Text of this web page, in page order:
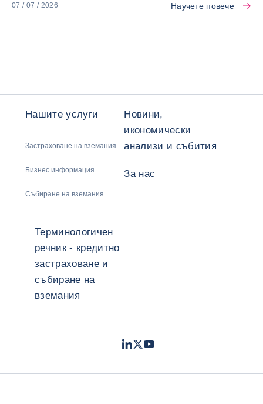
07 / 07 / 2026 Научете повече
Нашите услуги
Застраховане на вземания
Бизнес информация
Събиране на вземания
Новини,
икономически
анализи и събития
За нас
Терминологичен
речник - кредитно
застраховане и
събиране на
вземания
LinkedIn
TwitterYoutube